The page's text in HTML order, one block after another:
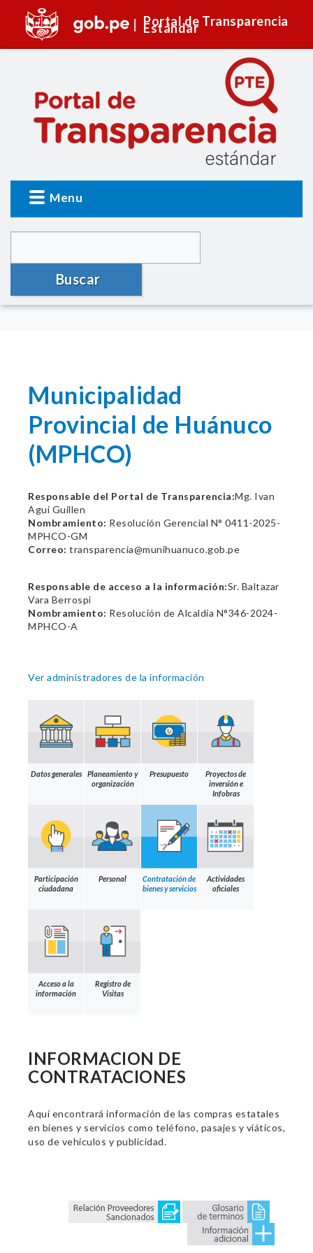
Portal de Transparencia
Estándar
Menu
Buscar
Municipalidad
Provincial de Huánuco
(MPHCO)
Responsable del Portal de Transparencia:Mg. Ivan
Agui Guillen
Nombramiento: Resolución Gerencial N° 0411-2025-
MPHCO-GM
Correo: transparencia@munihuanuco.gob.pe
Responsable de acceso a la información:Sr. Baltazar
Vara Berrospi
Nombramiento: Resolución de Alcaldía N°346-2024-
MPHCO-A
Ver administradores de la información
Datos generales
Planeamiento y
organización
Presupuesto
Proyectos de
inversión e
Infobras
Participación
ciudadana
Personal
Contratación de
bienes y servicios
Actividades
oficiales
Acceso a la
información
Registro de
Visitas
INFORMACION DE
CONTRATACIONES
Aquí encontrará información de las compras estatales
en bienes y servicios como teléfono, pasajes y viáticos,
uso de vehículos y publicidad.